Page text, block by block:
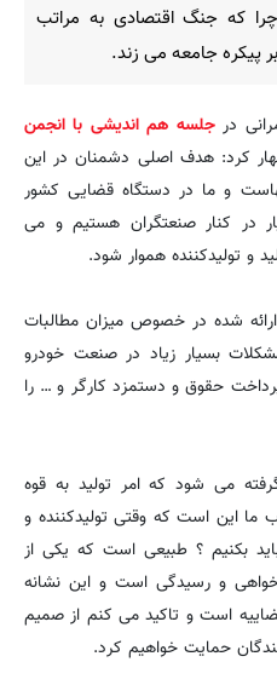
که جنگ اقتصادی به مراتب
پیکره جامعه می زند.
درجلسه هم اندیشی با انجمن
کرد: هدف اصلی دشمنان در این
و ما در دستگاه قضایی کشور
در کنار صنعتگران هستیم و می
و تولیدکننده هموار شود.
ارائه شده در خصوص میزان مطالبات
بسیار زیاد در صنعت خودرو
حقوق و دستمزد کارگر و … را
می شود که امر تولید به قوه
ما این است که وقتى تولیدکننده و
بکنیم ؟ طبیعى است که یکی از
و رسیدگى است و این نشانه
است و تاکید مى کنم از صمیم
حمایت خواهیم کرد.